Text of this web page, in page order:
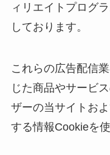
ィリエイトプログ
しております。
これらの広告配信
じた商品やサービ
ザーの当サイトお
する情報Cookieを